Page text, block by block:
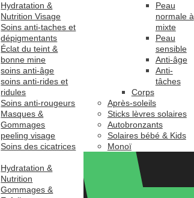
Hydratation &
Nutrition Visage
Soins anti-taches et
dépigmentants
Éclat du teint &
bonne mine
soins anti-âge
soins anti-rides et
ridules
Soins anti-rougeurs
Masques &
Gommages
peeling visage
Soins des cicatrices
Hydratation &
Nutrition
Gommages &
Peau
normale à
mixte
Peau
sensible
Anti-âge
Anti-
tâches
Corps
Après-soleils
Sticks lèvres solaires
Autobronzants
Solaires bébé & Kids
Monoï